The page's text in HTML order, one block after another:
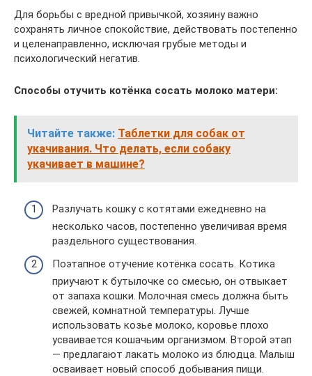
Для борьбы с вредной привычкой, хозяину важно
сохранять личное спокойствие, действовать постепенно
и целенаправленно, исключая грубые методы и
психологический негатив.
Способы отучить котёнка сосать молоко матери:
Читайте также: Таблетки для собак от
укачивания. Что делать, если собаку
укачивает в машине?
Разлучать кошку с котятами ежедневно на
несколько часов, постепенно увеличивая время
раздельного существования.
Поэтапное отучение котёнка сосать. Котика
приучают к бутылочке со смесью, он отвыкает
от запаха кошки. Молочная смесь должна быть
свежей, комнатной температуры. Лучше
использовать козье молоко, коровье плохо
усваивается кошачьим организмом. Второй этап
— предлагают лакать молоко из блюдца. Малыш
осваивает новый способ добывания пищи.